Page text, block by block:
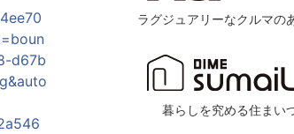
d67b
ラグジュアリーなクルマの
暮らしを究める住まい